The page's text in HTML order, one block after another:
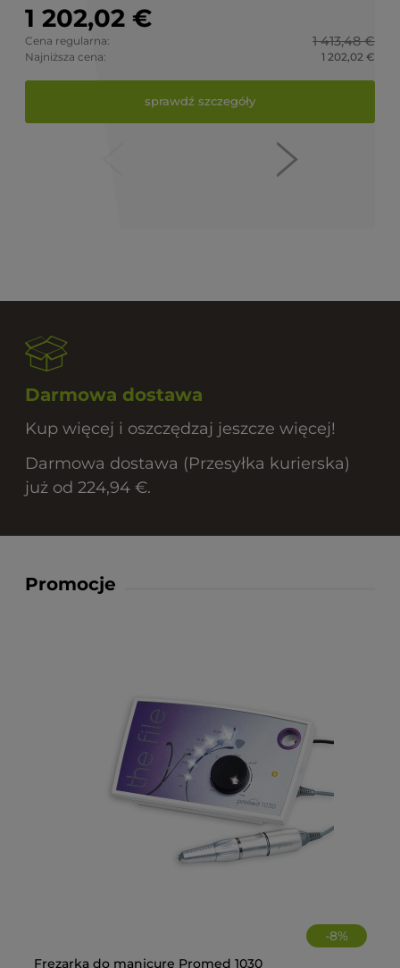
1 202,02 €
Cena regularna: 1 413,48 €
Najniższa cena: 1 202,02 €
sprawdź szczegóły
Darmowa dostawa
Kup więcej i oszczędzaj jeszcze więcej!
Darmowa dostawa (Przesyłka kurierska)
już od 224,94 €.
Promocje
-8%
Frezarka do manicure Promed 1030